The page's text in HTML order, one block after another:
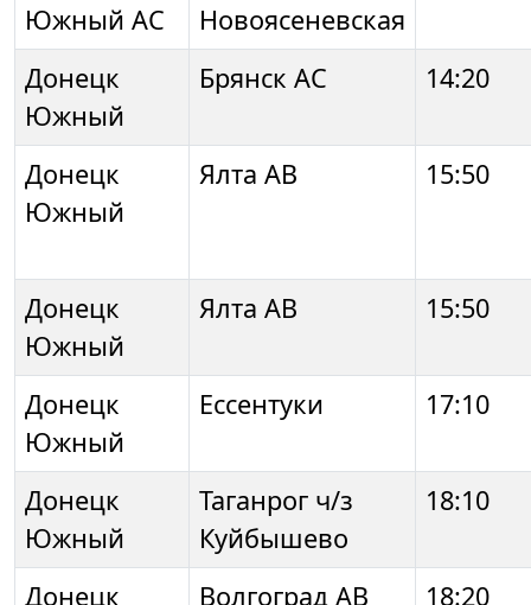
Южный АС
Новоясеневская
Донецк
Южный
Брянск АС 14:20
Донецк
Южный
Ялта АВ 15:50
Донецк
Южный
Ялта АВ 15:50
Донецк
Южный
Ессентуки 17:10
Донецк
Южный
Таганрог ч/з
Куйбышево
18:10
Донецк Волгоград АВ 18:20